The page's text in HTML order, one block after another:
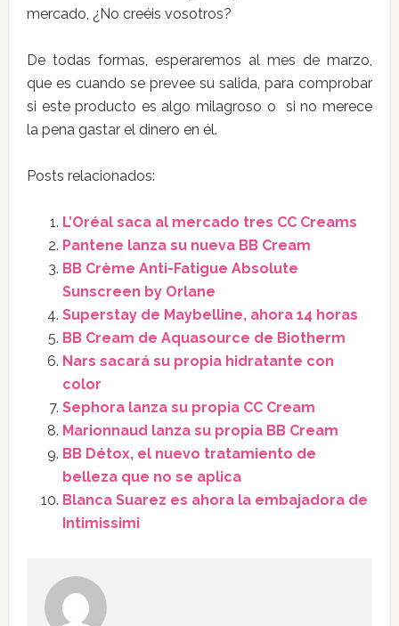
mercado, ¿No creéis vosotros?
De todas formas, esperaremos al mes de marzo,
que es cuando se prevee su salida, para comprobar
si este producto es algo milagroso o si no merece
la pena gastar el dinero en él.
Posts relacionados:
L’Oréal saca al mercado tres CC Creams
Pantene lanza su nueva BB Cream
BB Crème Anti-Fatigue Absolute
Sunscreen by Orlane
Superstay de Maybelline, ahora 14 horas
BB Cream de Aquasource de Biotherm
Nars sacará su propia hidratante con
color
Sephora lanza su propia CC Cream
Marionnaud lanza su propia BB Cream
BB Détox, el nuevo tratamiento de
belleza que no se aplica
Blanca Suarez es ahora la embajadora de
Intimissimi